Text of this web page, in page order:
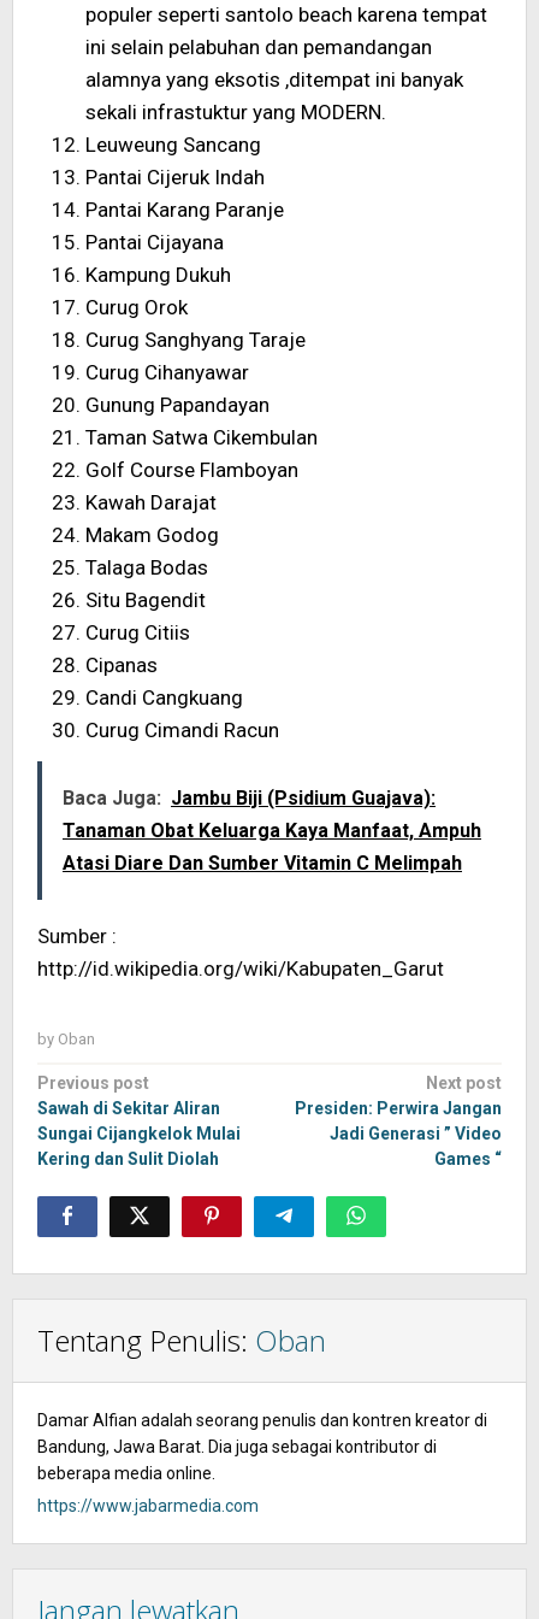
populer seperti santolo beach karena tempat
ini selain pelabuhan dan pemandangan
alamnya yang eksotis ,ditempat ini banyak
sekali infrastuktur yang MODERN.
Leuweung Sancang
Pantai Cijeruk Indah
Pantai Karang Paranje
Pantai Cijayana
Kampung Dukuh
Curug Orok
Curug Sanghyang Taraje
Curug Cihanyawar
Gunung Papandayan
Taman Satwa Cikembulan
Golf Course Flamboyan
Kawah Darajat
Makam Godog
Talaga Bodas
Situ Bagendit
Curug Citiis
Cipanas
Candi Cangkuang
Curug Cimandi Racun
Baca Juga: Jambu Biji (Psidium Guajava):
Tanaman Obat Keluarga Kaya Manfaat, Ampuh
Atasi Diare Dan Sumber Vitamin C Melimpah
Sumber :
http://id.wikipedia.org/wiki/Kabupaten_Garut
by Oban
Post
navigation
Previous post
Sawah di Sekitar Aliran
Sungai Cijangkelok Mulai
Kering dan Sulit Diolah
Next post
Presiden: Perwira Jangan
Jadi Generasi ” Video
Games “
Tentang Penulis: Oban
Damar Alfian adalah seorang penulis dan kontren kreator di
Bandung, Jawa Barat. Dia juga sebagai kontributor di
beberapa media online.
https://www.jabarmedia.com
Jangan lewatkan